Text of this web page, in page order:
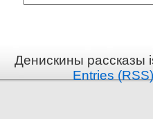
Денискины рассказы
Entries (RSS)